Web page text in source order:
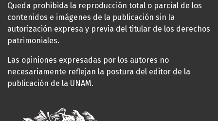
Queda prohibida la reproducción total o parcial de los
contenidos e imágenes de la publicación sin la
autorización expresa y previa del titular de los derechos
patrimoniales.
Las opiniones expresadas por los autores no
necesariamente reflejan la postura del editor de la
publicación de la UNAM.